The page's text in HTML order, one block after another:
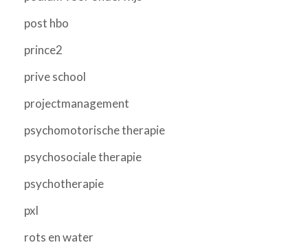
post hbo
prince2
prive school
projectmanagement
psychomotorische therapie
psychosociale therapie
psychotherapie
pxl
rots en water